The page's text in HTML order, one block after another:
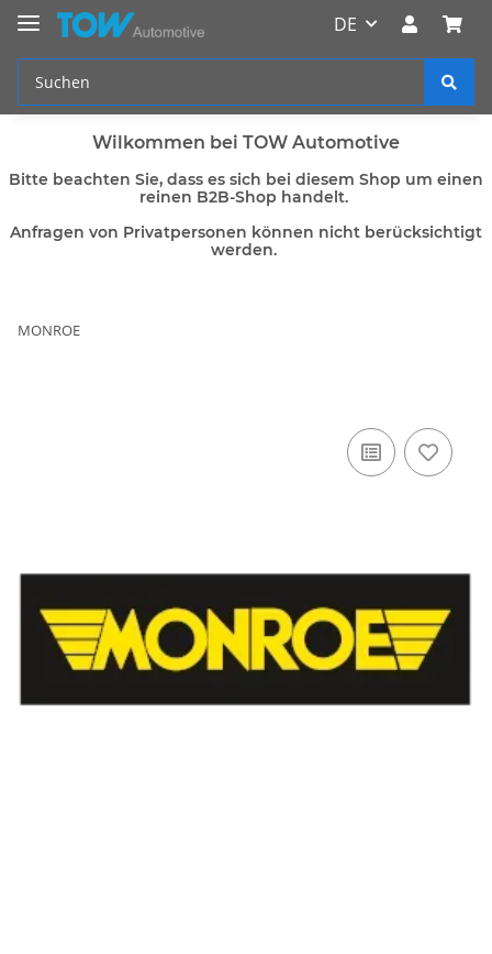
DE
Wilkommen bei TOW Automotive
Bitte beachten Sie, dass es sich bei diesem Shop um einen
reinen B2B-Shop handelt.
Anfragen von Privatpersonen können nicht berücksichtigt
werden.
MONROE